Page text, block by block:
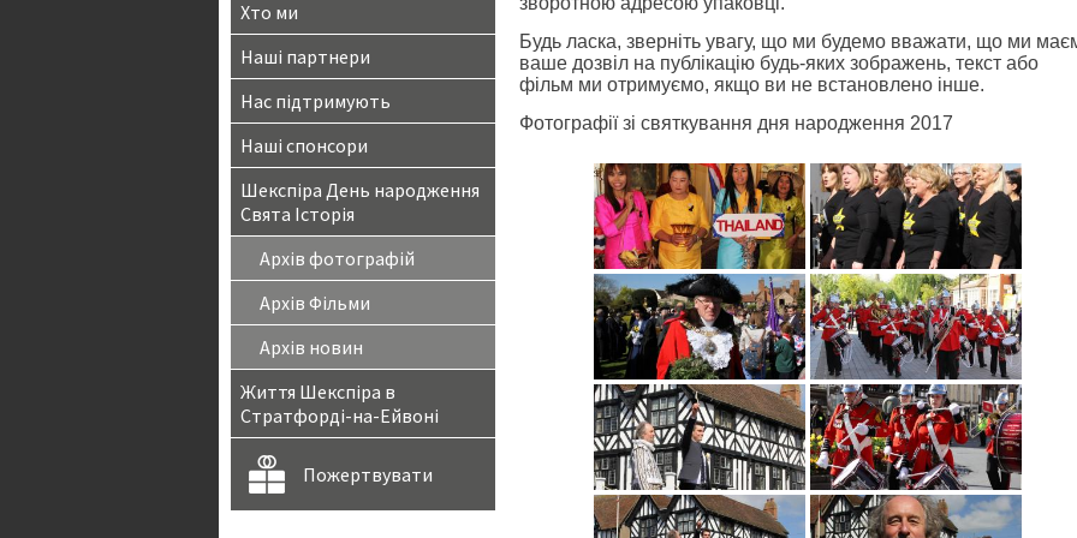
Хто ми
Наші партнери
Нас підтримують
Наші спонсори
Шекспіра День народження
Свята Історія
Архів фотографій
Архів Фільми
Архів новин
Життя Шекспіра в
Стратфорді-на-Ейвоні
Пожертвувати
Будь ласка, зверніть увагу, що ми будемо вважати, що ми
ваше дозвіл на публікацію будь-яких зображень, текст або
фільм ми отримуємо, якщо ви не встановлено інше.
Фотографії зі святкування дня народження 2017